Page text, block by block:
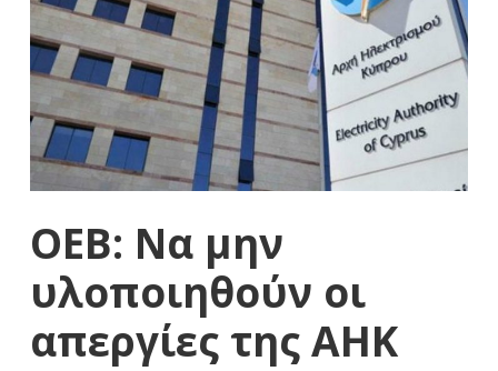
ΟΕΒ: Να μην
υλοποιηθούν οι
απεργίες της ΑΗΚ